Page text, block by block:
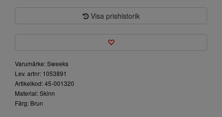
Visa prishistorik
Varumärke: Sweeks
Lev. artnr: 1053891
Artikelkod: 45-001320
Material: Skinn
Färg: Brun